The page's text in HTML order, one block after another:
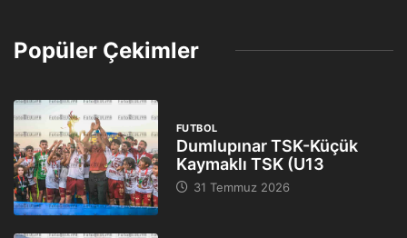
Popüler Çekimler
FUTBOL
Dumlupınar TSK-Küçük
Kaymaklı TSK (U13
31 Temmuz 2026